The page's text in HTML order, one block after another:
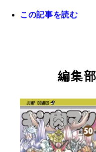
週プレNEWS
つの丸先生が
ワールド全開
生の画ならい
『週刊ヤング
ズ』貴家悠・
実現した！！
『週刊少年ジ
生作品。やは
この記事を読む
編集